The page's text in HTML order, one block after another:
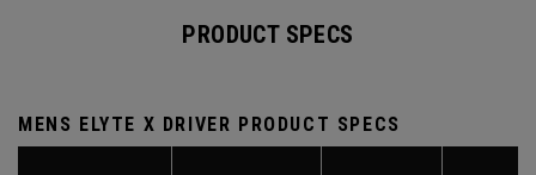
PRODUCT SPECS
MENS ELYTE X DRIVER PRODUCT SPECS